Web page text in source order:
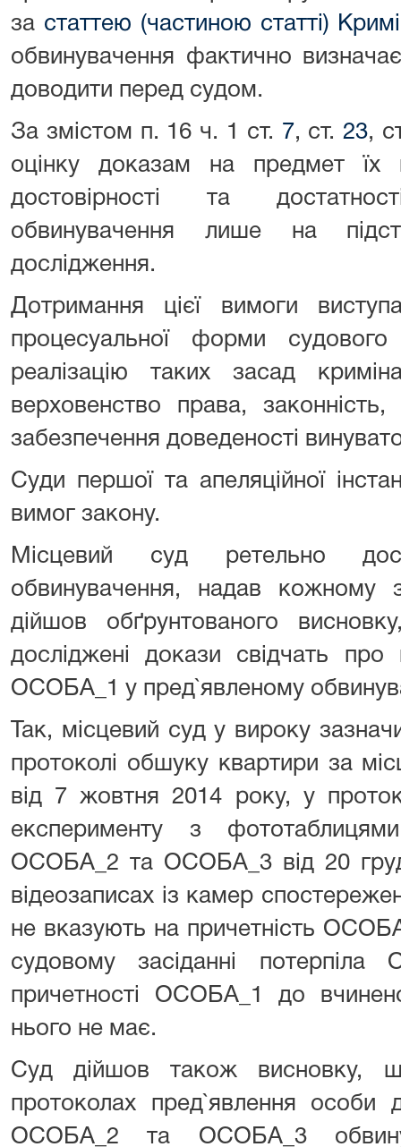
за статтею (частиною статті)
обвинувачення фактично
доводити перед судом.
За змістом п. 16 ч. 1 ст. 7, ст.23,
оцінку доказам на предмет їх
достовірності та
обвинувачення лише на
дослідження.
Дотримання цієї вимоги
процесуальної форми
реалізацію таких засад
верховенство права, законність,
забезпечення доведеності
Суди першої та апеляційної
вимог закону.
Місцевий суд ретельно
обвинувачення, надав
дійшов обґрунтованого
досліджені докази свідчать про
ОСОБА_1 у пред`явленому
Так, місцевий суд у вироку
протоколі обшуку квартири за
від 7 жовтня 2014 року, у
експерименту з
ОСОБА_2 та ОСОБА_3 від 20
відеозаписах із камер
не вказують на причетність
судовому засіданні
причетності ОСОБА_1 до
нього не має.
Суд дійшов також висновку,
протоколах пред`явлення особи
ОСОБА_2 та ОСОБА_3